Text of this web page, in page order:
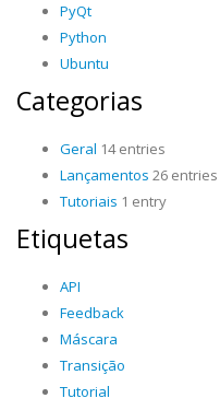
PyQt
Python
Ubuntu
Categorias
Geral 14 entries
Lançamentos 26 entries
Tutoriais 1 entry
Etiquetas
API
Feedback
Máscara
Transição
Tutorial